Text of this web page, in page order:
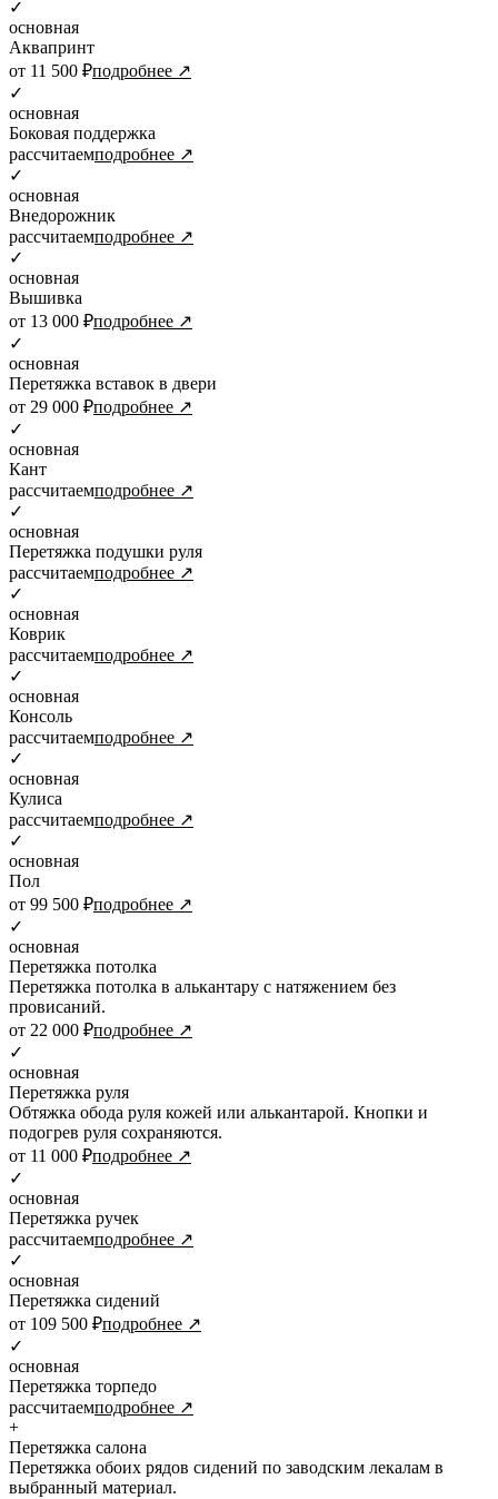
✓
основная
Аквапринт
от 11 500 ₽подробнее ↗
✓
основная
Боковая поддержка
рассчитаемподробнее ↗
✓
основная
Внедорожник
рассчитаемподробнее ↗
✓
основная
Вышивка
от 13 000 ₽подробнее ↗
✓
основная
Перетяжка вставок в двери
от 29 000 ₽подробнее ↗
✓
основная
Кант
рассчитаемподробнее ↗
✓
основная
Перетяжка подушки руля
рассчитаемподробнее ↗
✓
основная
Коврик
рассчитаемподробнее ↗
✓
основная
Консоль
рассчитаемподробнее ↗
✓
основная
Кулиса
рассчитаемподробнее ↗
✓
основная
Пол
от 99 500 ₽подробнее ↗
✓
основная
Перетяжка потолка
Перетяжка потолка в алькантару с натяжением без
провисаний.
от 22 000 ₽подробнее ↗
✓
основная
Перетяжка руля
Обтяжка обода руля кожей или алькантарой. Кнопки и
подогрев руля сохраняются.
от 11 000 ₽подробнее ↗
✓
основная
Перетяжка ручек
рассчитаемподробнее ↗
✓
основная
Перетяжка сидений
от 109 500 ₽подробнее ↗
✓
основная
Перетяжка торпедо
рассчитаемподробнее ↗
+
Перетяжка салона
Перетяжка обоих рядов сидений по заводским лекалам в
выбранный материал.